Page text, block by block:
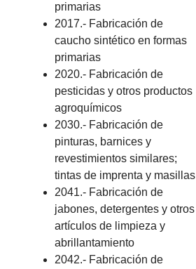
primarias
2017.- Fabricación de
caucho sintético en formas
primarias
2020.- Fabricación de
pesticidas y otros productos
agroquímicos
2030.- Fabricación de
pinturas, barnices y
revestimientos similares;
tintas de imprenta y masillas
2041.- Fabricación de
jabones, detergentes y otros
artículos de limpieza y
abrillantamiento
2042.- Fabricación de